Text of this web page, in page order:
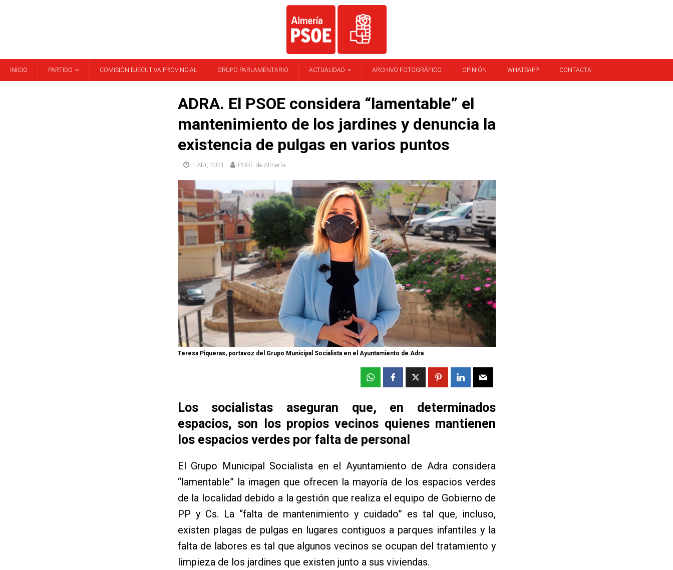
INICIO PARTIDO COMISIÓN EJECUTIVA PROVINCIAL GRUPO PARLAMENTARIO ACTUALIDAD ARCHIVO FOTOGRÁFICO OPINIÓN WHATSAPP CONTACTA
ADRA. El PSOE considera “lamentable” el
mantenimiento de los jardines y denuncia la
existencia de pulgas en varios puntos
1 Abr, 2021 PSOE de Almería
Teresa Piqueras, portavoz del Grupo Municipal Socialista en el Ayuntamiento de Adra
Los socialistas aseguran que, en determinados
espacios, son los propios vecinos quienes mantienen
los espacios verdes por falta de personal
El Grupo Municipal Socialista en el Ayuntamiento de Adra considera
“lamentable” la imagen que ofrecen la mayoría de los espacios verdes
de la localidad debido a la gestión que realiza el equipo de Gobierno de
PP y Cs. La “falta de mantenimiento y cuidado” es tal que, incluso,
existen plagas de pulgas en lugares contiguos a parques infantiles y la
falta de labores es tal que algunos vecinos se ocupan del tratamiento y
limpieza de los jardines que existen junto a sus viviendas.